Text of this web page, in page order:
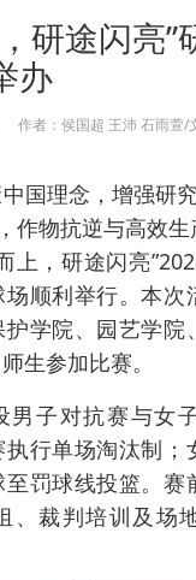
研途闪亮”
办
作者：侯国超 王沛 石雨萱
国理念，增强研
作物抗逆与高效
上，研途闪亮
顺利举行。本次
学院、园艺学院
生参加比赛。
男子对抗赛与女
行单场淘汰制；
罚球线投篮。赛
、裁判培训及场